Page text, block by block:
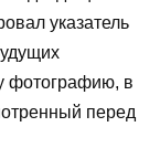
указатель
фотографию, в
перед